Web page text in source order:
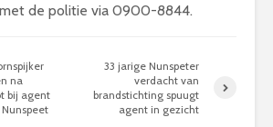
de politie via 0900-8844.
na
bij agent
33 jarige Nunspeter
verdacht van
brandstichting spuugt
agent in gezicht